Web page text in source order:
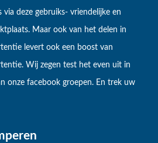
deze gebruiks- vriendelijke en
Maar ook van het delen in
levert ook een boost van
Wij zegen test het even uit in
onze facebook groepen. En trek uw